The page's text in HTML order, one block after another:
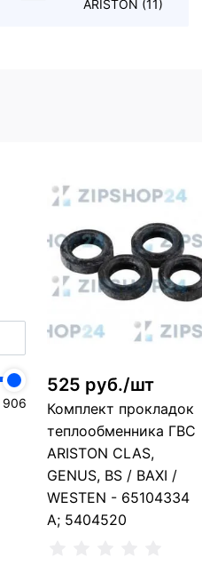
ARISTON (11)
525 руб./шт
Комплект прокладок
теплообменника ГВС
ARISTON CLAS,
GENUS, BS / BAXI /
WESTEN - 65104334
A; 5404520
906